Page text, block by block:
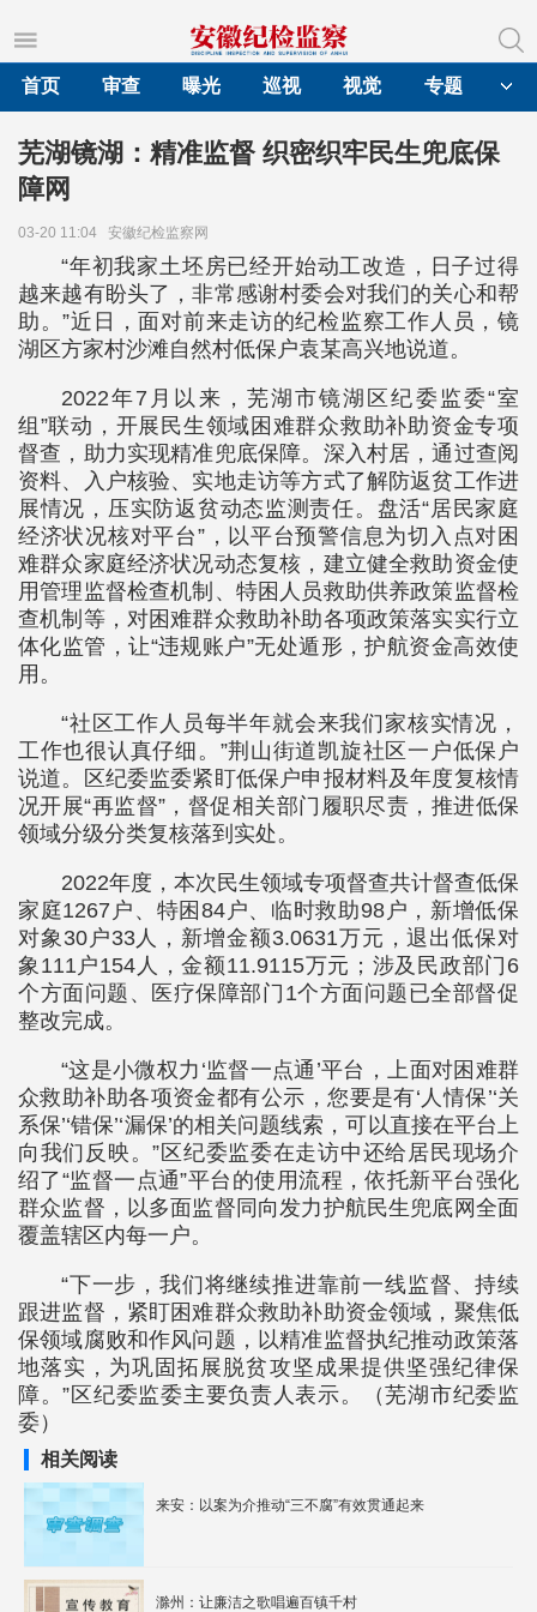
首页
审查 曝光 巡视 视觉 专题
芜湖镜湖：精准监督 织密织牢民生兜底保
障网
03-20 11:04 安徽纪检监察网
“年初我家土坯房已经开始动工改造，日子过得
越来越有盼头了，非常感谢村委会对我们的关心和帮
助。”近日，面对前来走访的纪检监察工作人员，镜
湖区方家村沙滩自然村低保户袁某高兴地说道。
2022年7月以来，芜湖市镜湖区纪委监委“室
组”联动，开展民生领域困难群众救助补助资金专项
督查，助力实现精准兜底保障。深入村居，通过查阅
资料、入户核验、实地走访等方式了解防返贫工作进
展情况，压实防返贫动态监测责任。盘活“居民家庭
经济状况核对平台”，以平台预警信息为切入点对困
难群众家庭经济状况动态复核，建立健全救助资金使
用管理监督检查机制、特困人员救助供养政策监督检
查机制等，对困难群众救助补助各项政策落实实行立
体化监管，让“违规账户”无处遁形，护航资金高效使
用。
“社区工作人员每半年就会来我们家核实情况，
工作也很认真仔细。”荆山街道凯旋社区一户低保户
说道。区纪委监委紧盯低保户申报材料及年度复核情
况开展“再监督”，督促相关部门履职尽责，推进低保
领域分级分类复核落到实处。
2022年度，本次民生领域专项督查共计督查低保
家庭1267户、特困84户、临时救助98户，新增低保
对象30户33人，新增金额3.0631万元，退出低保对
象111户154人，金额11.9115万元；涉及民政部门6
个方面问题、医疗保障部门1个方面问题已全部督促
整改完成。
“这是小微权力‘监督一点通’平台，上面对困难群
众救助补助各项资金都有公示，您要是有‘人情保’‘关
系保’‘错保’‘漏保’的相关问题线索，可以直接在平台上
向我们反映。”区纪委监委在走访中还给居民现场介
绍了“监督一点通”平台的使用流程，依托新平台强化
群众监督，以多面监督同向发力护航民生兜底网全面
覆盖辖区内每一户。
“下一步，我们将继续推进靠前一线监督、持续
跟进监督，紧盯困难群众救助补助资金领域，聚焦低
保领域腐败和作风问题，以精准监督执纪推动政策落
地落实，为巩固拓展脱贫攻坚成果提供坚强纪律保
障。”区纪委监委主要负责人表示。（芜湖市纪委监
委）
相关阅读
来安：以案为介推动“三不腐”有效贯通起来
滁州：让廉洁之歌唱遍百镇千村